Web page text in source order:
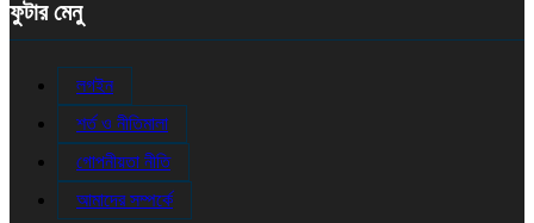
ফুটার মেনু
লগইন
শর্ত ও নীতিমালা
গোপনীয়তা নীতি
আমাদের সম্পর্কে